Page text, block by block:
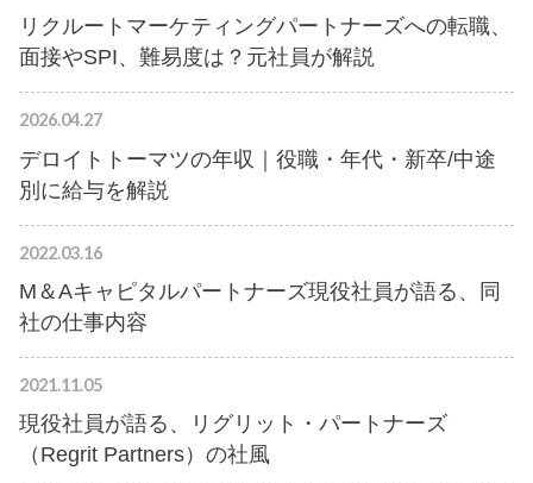
リクルートマーケティングパートナーズへの転職、
面接やSPI、難易度は？元社員が解説
2026.04.27
デロイトトーマツの年収｜役職・年代・新卒/中途
別に給与を解説
2022.03.16
M＆Aキャピタルパートナーズ現役社員が語る、同
社の仕事内容
2021.11.05
現役社員が語る、リグリット・パートナーズ
（Regrit Partners）の社風